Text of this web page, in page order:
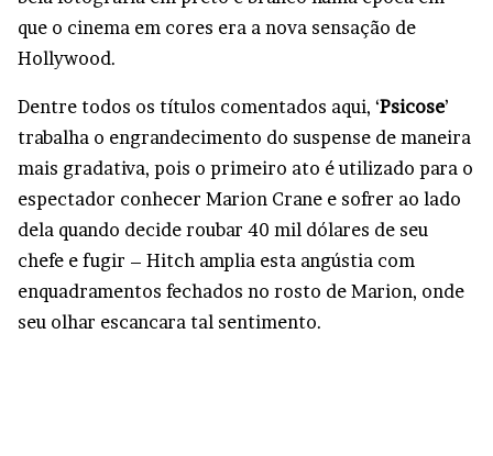
que o cinema em cores era a nova sensação de
Hollywood.
Dentre todos os títulos comentados aqui, ‘Psicose’
trabalha o engrandecimento do suspense de maneira
mais gradativa, pois o primeiro ato é utilizado para o
espectador conhecer Marion Crane e sofrer ao lado
dela quando decide roubar 40 mil dólares de seu
chefe e fugir – Hitch amplia esta angústia com
enquadramentos fechados no rosto de Marion, onde
seu olhar escancara tal sentimento.